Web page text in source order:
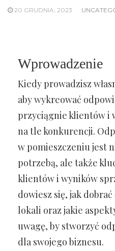
20 GRUDNIA, 2023
Wprowadzenie
Kiedy prowadzisz
aby wykreować
przyciągnie klientów i
na tle konkurencji.
w pomieszczeniu jest
potrzebą, ale także
klientów i wyników
dowiesz się, jak
lokali oraz jakie
uwagę, by stworzyć
dla swojego biznesu.